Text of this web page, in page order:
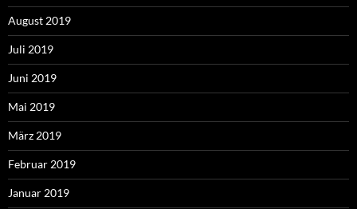
August 2019
Juli 2019
Juni 2019
Mai 2019
März 2019
Februar 2019
Januar 2019